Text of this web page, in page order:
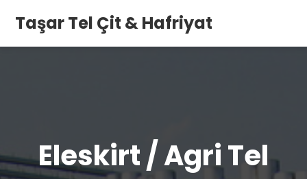
Taşar Tel Çit & Hafriyat
Eleskirt / Agri Tel